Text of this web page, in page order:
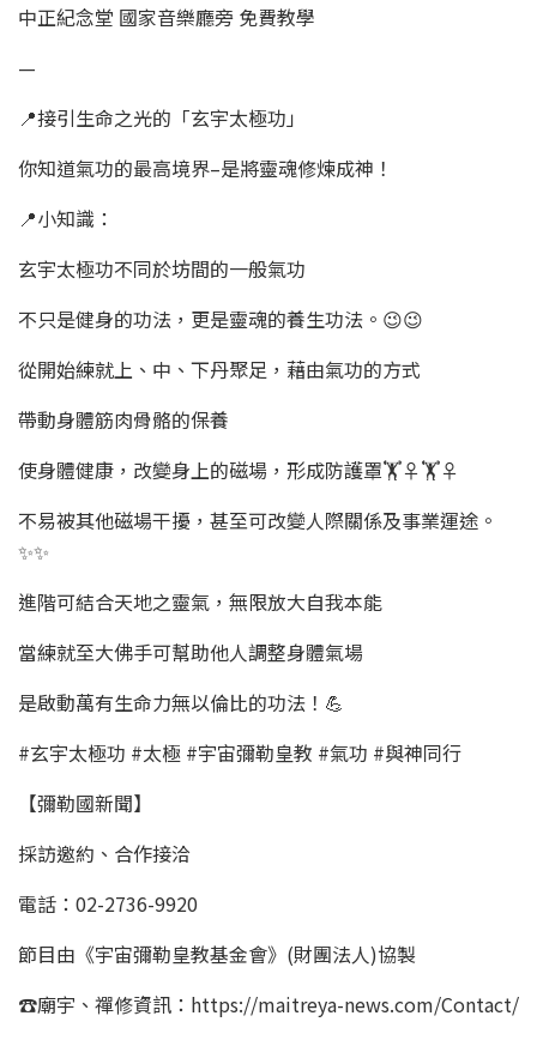
中正紀念堂 國家音樂廳旁 免費教學
—
📍接引生命之光的「玄宇太極功」
你知道氣功的最高境界–是將靈魂修煉成神！
📍小知識：
玄宇太極功不同於坊間的一般氣功
不只是健身的功法，更是靈魂的養生功法。😉😉
從開始練就上、中、下丹聚足，藉由氣功的方式
帶動身體筋肉骨骼的保養
使身體健康，改變身上的磁場，形成防護罩🏋♀🏋♀
不易被其他磁場干擾，甚至可改變人際關係及事業運途。
✨✨
進階可結合天地之靈氣，無限放大自我本能
當練就至大佛手可幫助他人調整身體氣場
是啟動萬有生命力無以倫比的功法！💪
#玄宇太極功 #太極 #宇宙彌勒皇教 #氣功 #與神同行
【彌勒國新聞】
採訪邀約、合作接洽
電話：02-2736-9920
節目由《宇宙彌勒皇教基金會》(財團法人)協製
☎廟宇、禪修資訊：https://maitreya-news.com/Contact/